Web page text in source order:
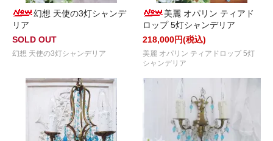
幻想 天使の3灯シャンデ
リア
SOLD OUT
幻想 天使の3灯シャンデリア
美麗 オパリン ティアド
ロップ 5灯シャンデリア
218,000円(税込)
美麗 オパリン ティアドロップ 5灯
シャンデリア